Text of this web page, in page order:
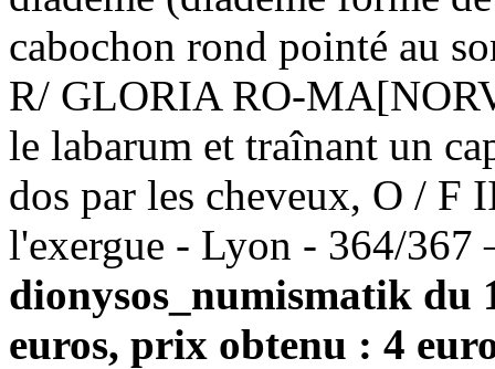
cabochon rond pointé au
R/ GLORIA RO-
le labarum et traînant un
dos par les cheveux, O / F
l'exergue - Lyon - 364/
dionysos_numismatik du
euros, prix obtenu : 4